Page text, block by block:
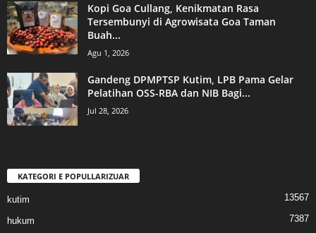
Kopi Goa Cullang, Kenikmatan Rasa
Tersembunyi di Agrowisata Goa Taman
Buah...
Agu 1, 2026
Gandeng DPMPTSP Kutim, LPB Pama Gelar
Pelatihan OSS-RBA dan NIB Bagi...
Jul 28, 2026
KATEGORI E POPULLARIZUAR
kutim 13567
hukum 7387